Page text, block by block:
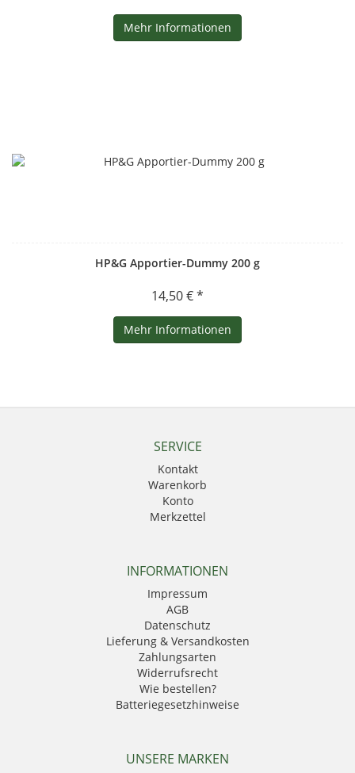
Mehr Informationen
HP&G Apportier-Dummy 200 g
14,50 € *
Mehr Informationen
SERVICE
Kontakt
Warenkorb
Konto
Merkzettel
INFORMATIONEN
Impressum
AGB
Datenschutz
Lieferung & Versandkosten
Zahlungsarten
Widerrufsrecht
Wie bestellen?
Batteriegesetzhinweise
UNSERE MARKEN